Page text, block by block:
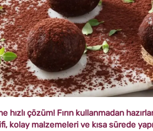
hızlı çözüm! Fırın kullanmadan
kolay malzemeleri ve kısa sürede